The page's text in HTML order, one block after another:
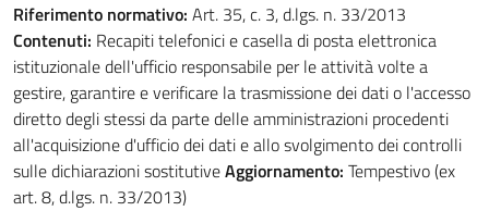
Riferimento normativo: Art. 35, c. 3, d.lgs. n. 33/2013
Contenuti: Recapiti telefonici e casella di posta elettronica
istituzionale dell'ufficio responsabile per le attività volte a
gestire, garantire e verificare la trasmissione dei dati o l'accesso
diretto degli stessi da parte delle amministrazioni procedenti
all'acquisizione d'ufficio dei dati e allo svolgimento dei controlli
sulle dichiarazioni sostitutiveAggiornamento: Tempestivo (ex
art. 8, d.lgs. n. 33/2013)